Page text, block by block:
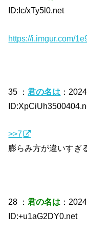
ID:Ic/xTy5l0.net
https://i.imgur.com/
35 ：君の名は ：
>>7
膨らみ方が違いすぎ
28 ：君の名は ：
ID:+u1aG2DY0.net